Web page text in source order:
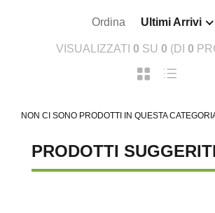
Ordina Ultimi Arrivi
VISUALIZZATI 0 SU 0 (DI 0
NON CI SONO PRODOTTI IN QUESTA
PRODOTTI SUGGERITI